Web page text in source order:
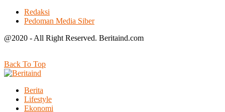
Redaksi
Pedoman Media Siber
@2020 - All Right Reserved. Beritaind.com
Back To Top
Berita
Lifestyle
Ekonomi